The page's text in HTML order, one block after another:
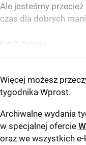
Ale jesteśmy
czas dla dobrych
Fot: Z. Furman
Więcej możesz
tygodnika Wprost.
Archiwalne wydania
w specjalnej ofercie
oraz we wszystkich